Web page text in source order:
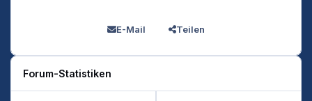
E-Mail Teilen
Forum-Statistiken